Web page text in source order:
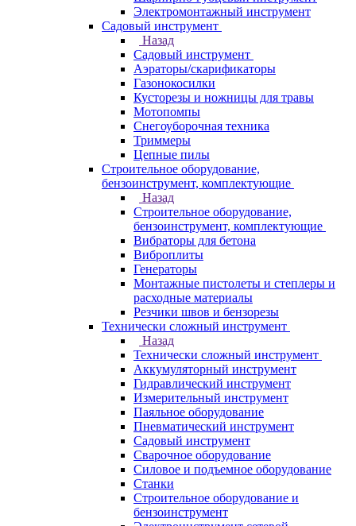
Электромонтажный инструмент
Садовый инструмент
Назад
Садовый инструмент
Аэраторы/скарификаторы
Газонокосилки
Кусторезы и ножницы для травы
Мотопомпы
Снегоуборочная техника
Триммеры
Цепные пилы
Строительное оборудование,
бензоинструмент, комплектующие
Назад
Строительное оборудование,
бензоинструмент, комплектующие
Вибраторы для бетона
Виброплиты
Генераторы
Монтажные пистолеты и степлеры и
расходные материалы
Резчики швов и бензорезы
Технически сложный инструмент
Назад
Технически сложный инструмент
Аккумуляторный инструмент
Гидравлический инструмент
Измерительный инструмент
Паяльное оборудование
Пневматический инструмент
Садовый инструмент
Сварочное оборудование
Силовое и подъемное оборудование
Станки
Строительное оборудование и
бензоинструмент